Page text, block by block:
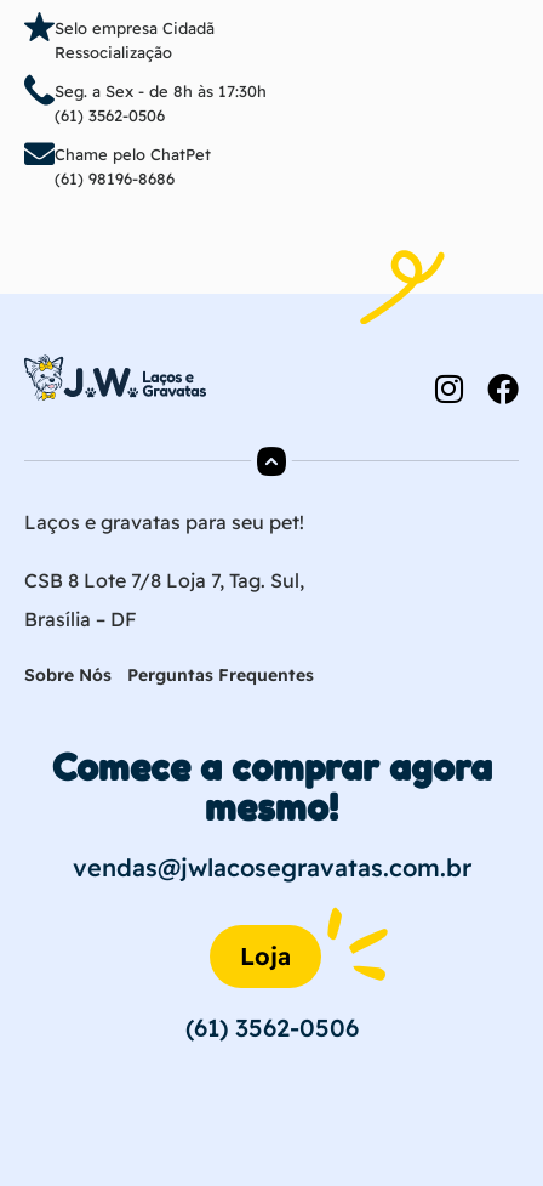
Selo empresa Cidadã
Ressocialização
Seg. a Sex - de 8h às 17:30h
(61) 3562-0506
Chame pelo ChatPet
(61) 98196-8686
Laços e gravatas para seu pet!
CSB 8 Lote 7/8 Loja 7, Tag. Sul,
Brasília – DF
Sobre Nós Perguntas Frequentes
Comece a comprar agora
mesmo!
vendas@jwlacosegravatas.com.br
Loja
(61) 3562-0506